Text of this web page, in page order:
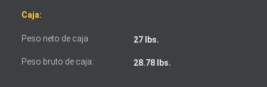
Caja:
Peso neto de caja : 27 lbs.
Peso bruto de caja: 28.78 lbs.